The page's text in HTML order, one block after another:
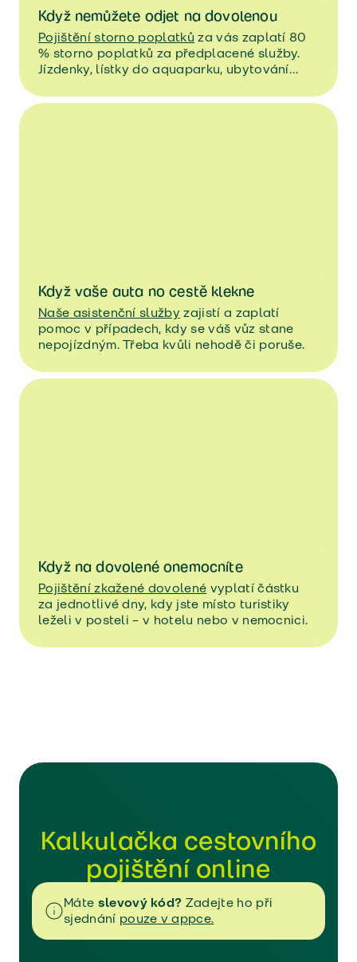
Když nemůžete odjet na dovolenou
Pojištění storno poplatků za vás zaplatí 80
% storno poplatků za předplacené služby.
Jízdenky, lístky do aquaparku, ubytování…
Když vaše auta no cestě klekne
Naše asistenční služby zajistí a zaplatí
pomoc v případech, kdy se váš vůz stane
nepojízdným. Třeba kvůli nehodě či poruše.
Když na dovolené onemocníte
Pojištění zkažené dovolené vyplatí částku
za jednotlivé dny, kdy jste místo turistiky
leželi v posteli – v hotelu nebo v nemocnici.
Kalkulačka cestovního
pojištění online
Máte slevový kód? Zadejte ho při
sjednání pouze v appce.